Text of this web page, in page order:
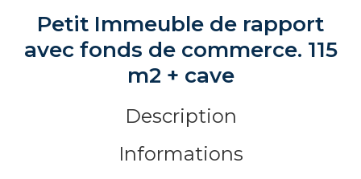
Petit Immeuble de rapport
avec fonds de commerce. 115
m2 + cave
Description
Informations